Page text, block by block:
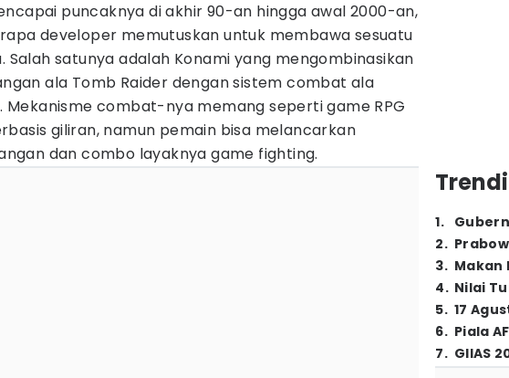
puncaknya di akhir 90-an hingga awal 2000-an,
developer memutuskan untuk membawa sesuatu
Salah satunya adalah Konami yang mengombinasikan
ala Tomb Raider dengan sistem combat ala
Mekanisme combat-nya memang seperti game RPG
giliran, namun pemain bisa melancarkan
dan combo layaknya game fighting.
1.
2.
3. Makan
4. Nilai
5. 17
6. Piala
7. GIIAS